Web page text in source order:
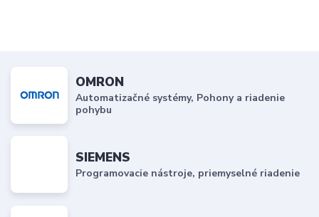
OMRON
Automatizačné systémy, Pohony a riadenie
pohybu
SIEMENS
Programovacie nástroje, priemyselné riadenie